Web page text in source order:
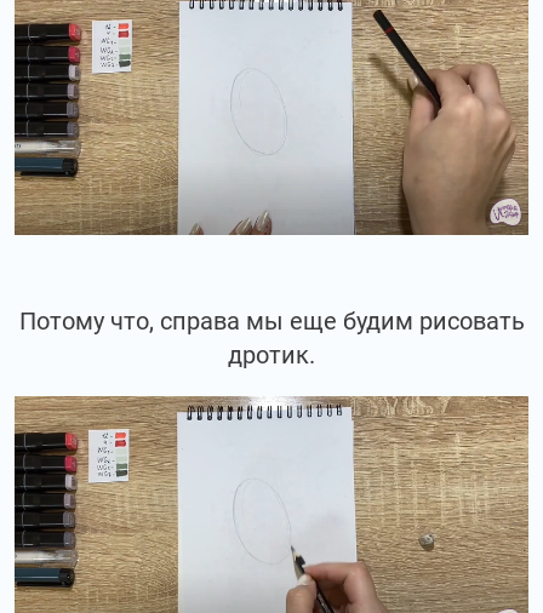
Потому что, справа мы еще будим рисовать
дротик.